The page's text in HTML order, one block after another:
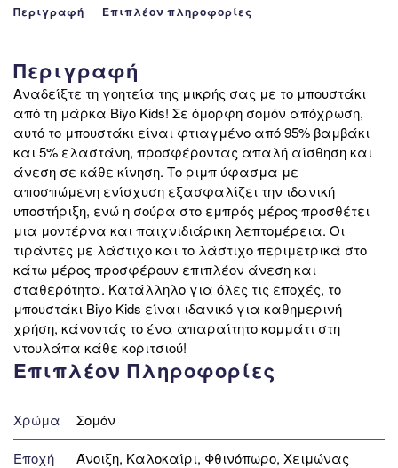
Περιγραφή Επιπλέον πληροφορίες
Περιγραφή
Αναδείξτε τη γοητεία της μικρής σας με το μπουστάκι
από τη μάρκα Biyo Kids! Σε όμορφη σομόν απόχρωση,
αυτό το μπουστάκι είναι φτιαγμένο από 95% βαμβάκι
και 5% ελαστάνη, προσφέροντας απαλή αίσθηση και
άνεση σε κάθε κίνηση. Το ριμπ ύφασμα με
αποσπώμενη ενίσχυση εξασφαλίζει την ιδανική
υποστήριξη, ενώ η σούρα στο εμπρός μέρος προσθέτει
μια μοντέρνα και παιχνιδιάρικη λεπτομέρεια. Οι
τιράντες με λάστιχο και το λάστιχο περιμετρικά στο
κάτω μέρος προσφέρουν επιπλέον άνεση και
σταθερότητα. Κατάλληλο για όλες τις εποχές, το
μπουστάκι Biyo Kids είναι ιδανικό για καθημερινή
χρήση, κάνοντάς το ένα απαραίτητο κομμάτι στη
ντουλάπα κάθε κοριτσιού!
Επιπλέον Πληροφορίες
Χρώμα Σομόν
Εποχή Άνοιξη, Καλοκαίρι, Φθινόπωρο, Χειμώνας